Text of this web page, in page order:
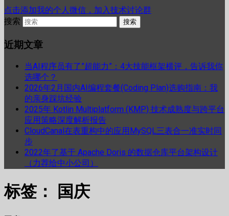
点击添加我的个人微信，加入技术讨论群
搜索
近期文章
当AI程序员有了”超能力”：4大技能框架横评，告诉我你
选哪个？
2026年2月国内AI编程套餐(Coding Plan)选购指南：我
的亲身踩坑经验
2025年 Kotlin Multiplatform (KMP) 技术成熟度与跨平台
应用策略深度解析报告
CloudCanal在表重构中的应用MySQL三表合一准实时同
步
2022年了基于 Apache Doris 的数据仓库平台架构设计
（力荐给中小公司）
标签： 国庆